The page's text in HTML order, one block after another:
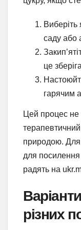
Виберіть
саду або
це
гарячим
Цей процес не
природою. Для
для посилення
радять на
різних